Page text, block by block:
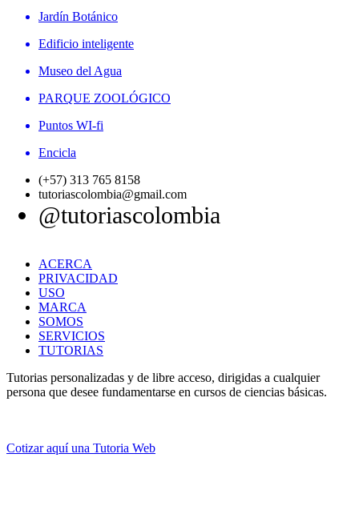
Jardín Botánico
Edificio inteligente
Museo del Agua
PARQUE ZOOLÓGICO
Puntos WI-fi
Encicla
(+57) 313 765 8158
tutoriascolombia@gmail.com
@tutoriascolombia
ACERCA
PRIVACIDAD
USO
MARCA
SOMOS
SERVICIOS
TUTORIAS
Tutorias personalizadas y de libre acceso, dirigidas a cualquier
persona que desee fundamentarse en cursos de ciencias básicas.
Cotizar aquí una Tutoria Web